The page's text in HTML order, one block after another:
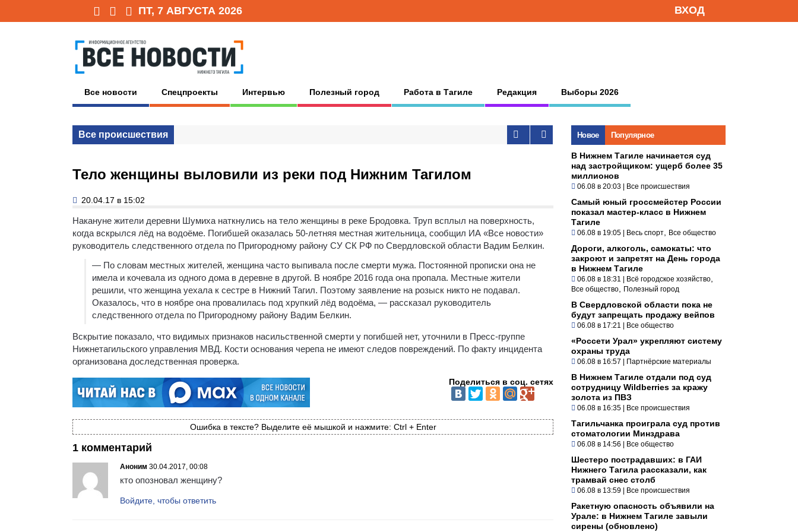
ПТ, 7 АВГУСТА 2026 ВХОД
Все новости Спецпроекты Интервью Полезный город Работа в Тагиле Редакция Выборы 2026
Все происшествия
Тело женщины выловили из реки под Нижним Тагилом
20.04.17 в 15:02
Накануне жители деревни Шумиха наткнулись на тело женщины в реке Бродовка. Труп всплыл на поверхность,
когда вскрылся лёд на водоёме. Погибшей оказалась 50-летняя местная жительница, сообщил ИА «Все новости»
руководитель следственного отдела по Пригородному району СУ СК РФ по Свердловской области Вадим Белкин.
— По словам местных жителей, женщина часто выпивала после смерти мужа. Постоянной прописки она не
имела и кочевала из одного дома в деревне в другой. В ноябре 2016 года она пропала. Местные жители
решили, что женщина уехала к сестре в Нижний Тагил. Поэтому заявление на розыск никто не подавал.
Оказалось, что в ноябре она провалилась под хрупкий лёд водоёма, — рассказал руководитель
следственного отдела по Пригородному району Вадим Белкин.
Вскрытие показало, что видимых признаков насильственной смерти у погибшей нет, уточнили в Пресс-группе
Нижнетагильского управления МВД. Кости основания черепа не имеют следов повреждений. По факту инцидента
организована доследственная проверка.
Поделиться в соц. сетях
Ошибка в тексте? Выделите её мышкой и нажмите: Ctrl + Enter
1 комментарий
Аноним 30.04.2017, 00:08
кто опозновал женщину?
Войдите, чтобы ответить
Новое Популярное
В Нижнем Тагиле начинается суд
над застройщиком: ущерб более 35
миллионов
06.08 в 20:03 | Все происшествия
Самый юный гроссмейстер России
показал мастер-класс в Нижнем
Тагиле
06.08 в 19:05 | Весь спорт Все общество
Дороги, алкоголь, самокаты: что
закроют и запретят на День города
в Нижнем Тагиле
06.08 в 18:31 | Всё городское хозяйство
Все общество Полезный город
В Свердловской области пока не
будут запрещать продажу вейпов
06.08 в 17:21 | Все общество
«Россети Урал» укрепляют систему
охраны труда
06.08 в 16:57 | Партнёрские материалы
В Нижнем Тагиле отдали под суд
сотрудницу Wildberries за кражу
золота из ПВЗ
06.08 в 16:35 | Все происшествия
Тагильчанка проиграла суд против
стоматологии Минздрава
06.08 в 14:56 | Все общество
Шестеро пострадавших: в ГАИ
Нижнего Тагила рассказали, как
трамвай снес столб
06.08 в 13:59 | Все происшествия
Ракетную опасность объявили на
Урале: в Нижнем Тагиле завыли
сирены (обновлено)